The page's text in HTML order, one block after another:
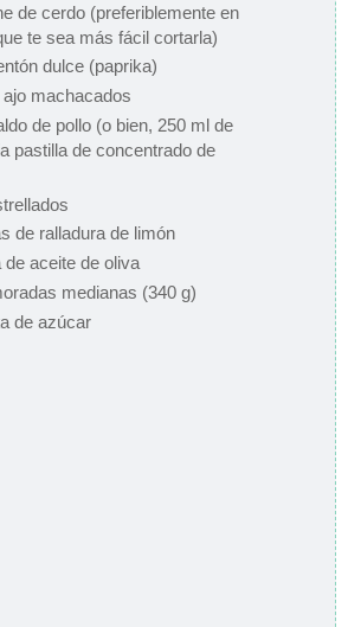
de cerdo (preferiblemente en
te sea más fácil cortarla)
dulce (paprika)
machacados
de pollo (o bien, 250 ml de
pastilla de concentrado de
de ralladura de limón
de aceite de oliva
medianas (340 g)
de azúcar